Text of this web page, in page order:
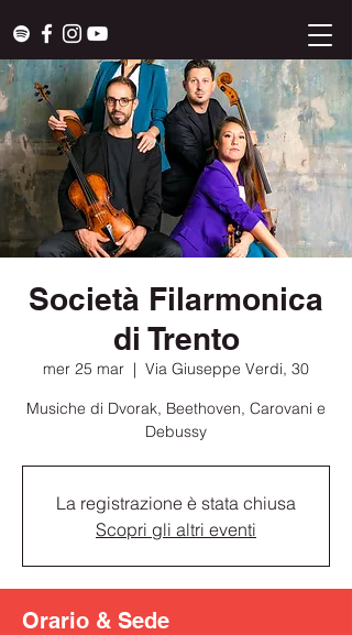
Società Filarmonica
di Trento
mer 25 mar
  |
Via Giuseppe Verdi, 30
Musiche di Dvorak, Beethoven, Carovani e
Debussy
La registrazione è stata chiusa
Scopri gli altri eventi
Orario & Sede